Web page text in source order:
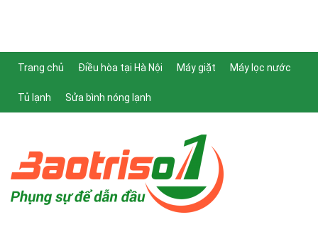
Trang chủ Điều hòa tại Hà Nội Máy giặt Máy lọc nước
Tủ lạnh Sửa bình nóng lạnh